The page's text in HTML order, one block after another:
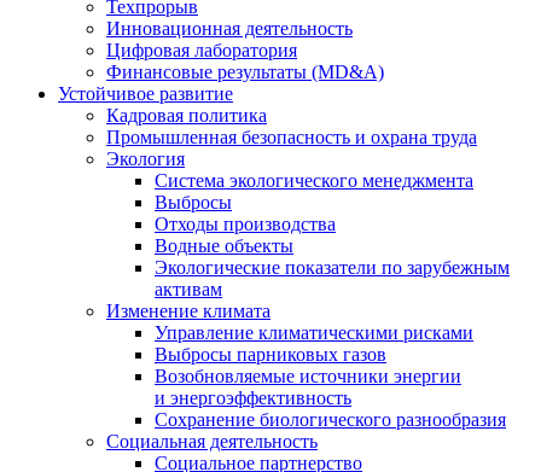
Техпрорыв
Инновационная деятельность
Цифровая лаборатория
Финансовые результаты (MD&A)
Устойчивое развитие
Кадровая политика
Промышленная безопасность и охрана труда
Экология
Система экологического менеджмента
Выбросы
Отходы производства
Водные объекты
Экологические показатели по зарубежным
активам
Изменение климата
Управление климатическими рисками
Выбросы парниковых газов
Возобновляемые источники энергии
и энергоэффективность
Сохранение биологического разнообразия
Социальная деятельность
Социальное партнерство